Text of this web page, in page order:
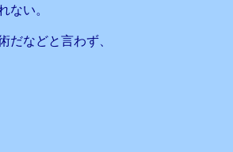
ない。
だなどと言わず、